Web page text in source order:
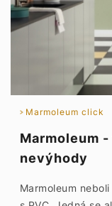
Marmoleum click
Marmoleum
nevýhody
Marmoleum